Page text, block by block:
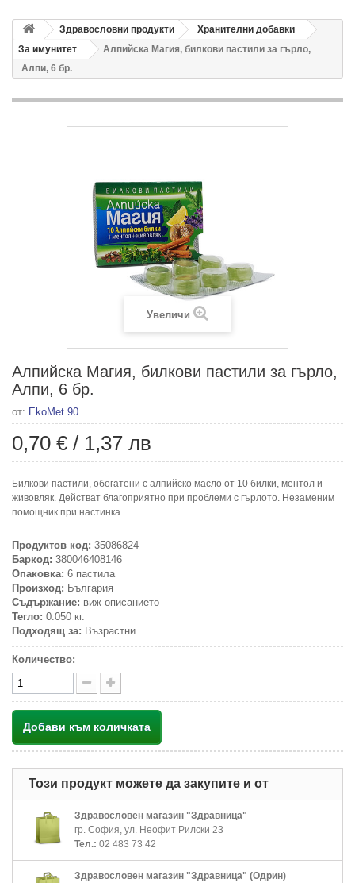
Здравословни продукти
Хранителни добавки
За имунитет
Алпийска Магия, билкови пастили за гърло,
Алпи, 6 бр.
Увеличи
Алпийска Магия, билкови пастили за гърло,
Алпи, 6 бр.
от: EkoMet 90
0,70 € / 1,37 лв
Билкови пастили, обогатени с алпийско масло от 10 билки, ментол и
живовляк. Действат благоприятно при проблеми с гърлото. Незаменим
помощник при настинка.
Продуктов код: 35086824
Баркод: 380046408146
Опаковка: 6 пастила
Произход: България
Съдържание: виж описанието
Тегло: 0.050 кг.
Подходящ за: Възрастни
Количество:
Добави към количката
Този продукт можете да закупите и от
Здравословен магазин "Здравница"
гр. София, ул. Неофит Рилски 23
Тел.: 02 483 73 42
Здравословен магазин "Здравница" (Одрин)